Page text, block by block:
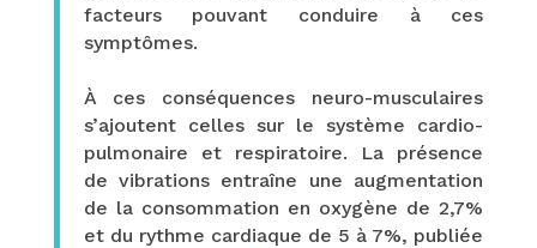
facteurs pouvant conduire à ces
symptômes.
À ces conséquences neuro-musculaires
s’ajoutent celles sur le système cardio-
pulmonaire et respiratoire. La présence
de vibrations entraîne une augmentation
de la consommation en oxygène de 2,7%
et du rythme cardiaque de 5 à 7%, publiée